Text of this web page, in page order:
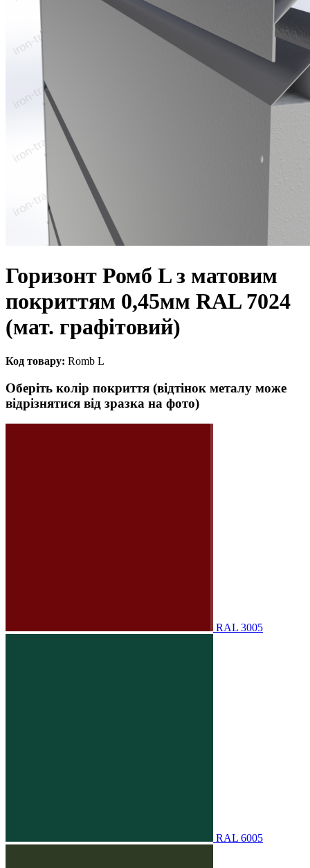
Горизонт Ромб L з матовим
покриттям 0,45мм RAL 7024
(мат. графітовий)
Код товару: Romb L
Оберіть колір покриття (відтінок металу може
відрізнятися від зразка на фото)
RAL 3005
RAL 6005